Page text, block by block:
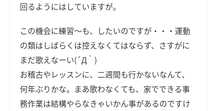
回るようにはしていますが。
この機会に練習～も、したいのですが・・・運動
の類はしばらくは控えなくてはならず、さすがに
まだ歌えなーい(´Д｀)
お稽古やレッスンに、二週間も行かないなんて、
何年ぶりかな。まあ歌わなくても、家でできる事
務作業は結構やらなきゃいかん事があるのですけ